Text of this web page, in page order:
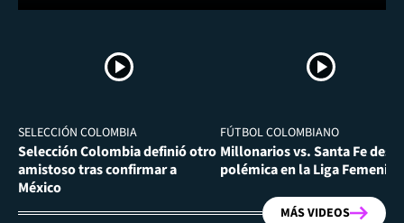
SELECCIÓN COLOMBIA
Selección Colombia definió otro
amistoso tras confirmar a
México
FÚTBOL COLOMBIANO
Millonarios vs. Santa Fe
polémica en la Liga Femenina
MÁS VIDEOS